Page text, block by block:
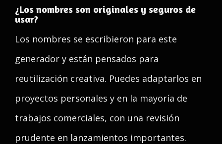
¿Los nombres son originales y seguros de
usar?
Los nombres se escribieron para este
generador y están pensados para
reutilización creativa. Puedes adaptarlos en
proyectos personales y en la mayoría de
trabajos comerciales, con una revisión
prudente en lanzamientos importantes.